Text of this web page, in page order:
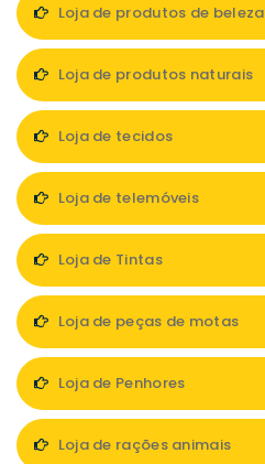
Loja de produtos de beleza
Loja de produtos naturais
Loja de tecidos
Loja de telemóveis
Loja de Tintas
Loja de peças de motas
Loja de Penhores
Loja de rações animais